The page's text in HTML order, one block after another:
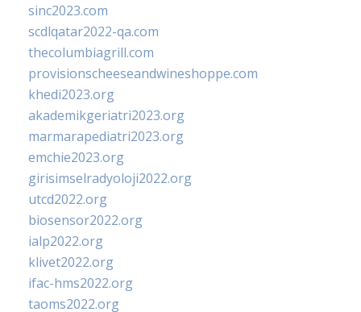
sinc2023.com
scdlqatar2022-qa.com
thecolumbiagrill.com
provisionscheeseandwineshoppe.com
khedi2023.org
akademikgeriatri2023.org
marmarapediatri2023.org
emchie2023.org
girisimselradyoloji2022.org
utcd2022.org
biosensor2022.org
ialp2022.org
klivet2022.org
ifac-hms2022.org
taoms2022.org